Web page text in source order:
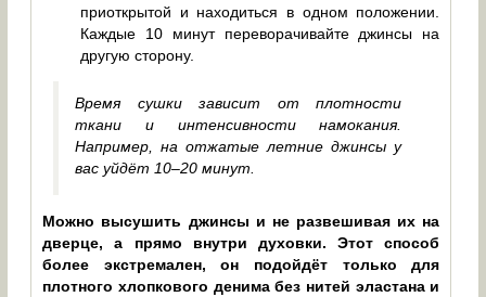
приоткрытой и находиться в одном положении.
Каждые 10 минут переворачивайте джинсы на
другую сторону.
Время сушки зависит от плотности
ткани и интенсивности намокания.
Например, на отжатые летние джинсы у
вас уйдёт 10–20 минут.
Можно высушить джинсы и не развешивая их на
дверце, а прямо внутри духовки. Этот способ
более экстремален, он подойдёт только для
плотного хлопкового денима без нитей эластана и